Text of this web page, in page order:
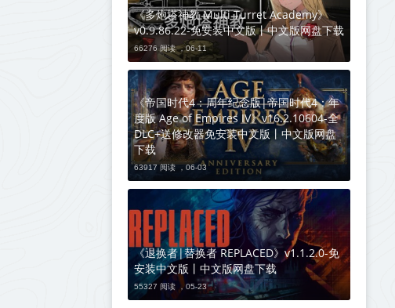
《多炮塔神教 Multi Turret Academy》
v0.9.86.22-免安装中文版丨中文版网盘下载
66276 阅读 ，06-11
《帝国时代4：周年纪念版|帝国时代4：年
度版 Age of Empires IV》v16.2.10604-全
DLC+送修改器免安装中文版丨中文版网盘
下载
63917 阅读 ，06-03
《退换者|替换者 REPLACED》v1.1.2.0-免
安装中文版丨中文版网盘下载
55327 阅读 ，05-23